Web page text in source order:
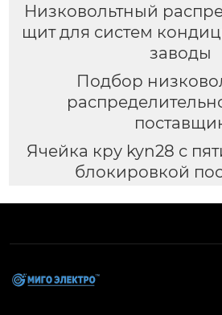
Низковольтный
щит для систем
заводы
Подбор
Ячейка кру kyn28 с
блокировкой